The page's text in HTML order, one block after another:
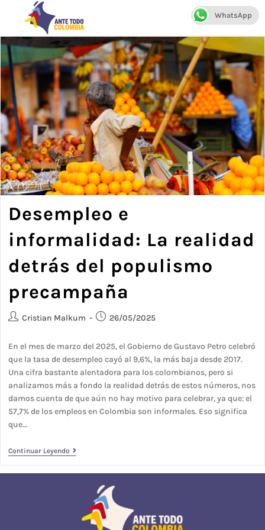
Menú
Desempleo e
informalidad: La realidad
detrás del populismo
precampaña
Cristian Malkum 26/05/2025
En el mes de marzo del 2025, el Gobierno de Gustavo Petro celebró
que la tasa de desempleo cayó al 9,6%, la más baja desde 2017.
Una cifra bastante alentadora para los colombianos, pero si
analizamos más a fondo la realidad detrás de estos números, nos
damos cuenta de que aún no hay motivo para celebrar, ya que: el
57,7% de los empleos en Colombia son informales. Eso significa
que…
Continuar Leyendo
WhatsApp